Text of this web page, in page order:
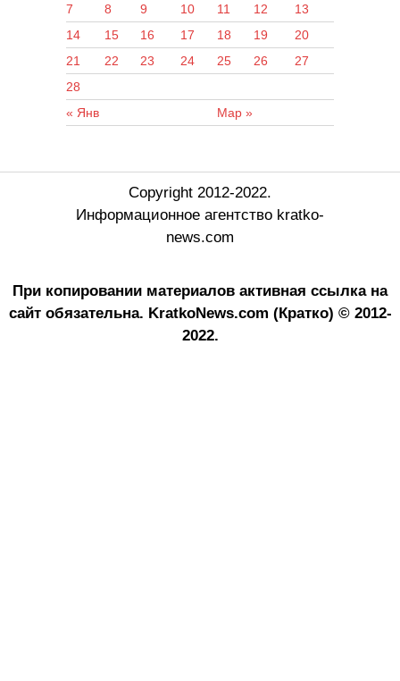
« Янв Мар »
7
8 9 10 11 12
13
14
15 16 17 18 19
20
21
22 23 24 25 26
27
28
Copyright 2012-2022.
Информационное агентство kratko-
news.com
При копировании материалов активная ссылка на
сайт обязательна. KratkoNews.com (Кратко) © 2012-
2022.